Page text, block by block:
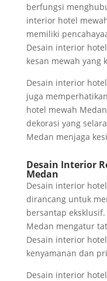
berfungsi
interior hotel
memiliki
Desain interior
kesan mewah yang
Desain interior
juga
hotel mewah
dekorasi yang
Medan menjaga
Desain Interior
Medan
Desain interior
dirancang untuk
bersantap
Medan mengatur
Desain interior
kenyamanan dan
Desain interior